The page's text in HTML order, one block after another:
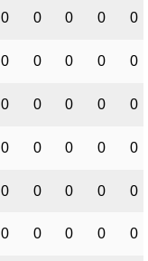
0 0 0 0 0
0 0 0 0 0
0 0 0 0 0
0 0 0 0 0
0 0 0 0 0
0 0 0 0 0